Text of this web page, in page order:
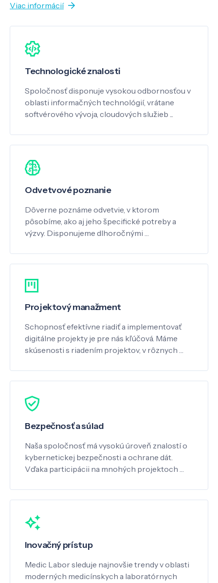
Viac informácií
Technologické znalosti
Spoločnosť disponuje vysokou odbornosťou v
oblasti informačných technológií, vrátane
softvérového vývoja, cloudových služieb ...
Odvetvové poznanie
Dôverne poznáme odvetvie, v ktorom
pôsobíme, ako aj jeho špecifické potreby a
výzvy. Disponujeme dlhoročnými …
Projektový manažment
Schopnosť efektívne riadiť a implementovať
digitálne projekty je pre nás kľúčová. Máme
skúsenosti s riadením projektov, v rôznych …
Bezpečnosť a súlad
Naša spoločnosť má vysokú úroveň znalostí o
kybernetickej bezpečnosti a ochrane dát.
Vďaka participácii na mnohých projektoch …
Inovačný prístup
Medic Labor sleduje najnovšie trendy v oblasti
moderných medicínskych a laboratórnych